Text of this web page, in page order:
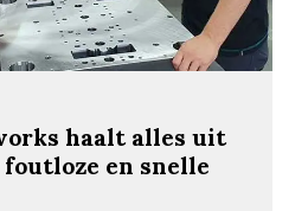
haalt alles uit
en snelle